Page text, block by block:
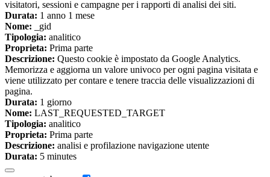
visitatori, sessioni e campagne per i rapporti di analisi dei siti.
Durata: 1 anno 1 mese
Nome: _gid
Tipologia: analitico
Proprieta: Prima parte
Descrizione: Questo cookie è impostato da Google Analytics.
Memorizza e aggiorna un valore univoco per ogni pagina visitata e
viene utilizzato per contare e tenere traccia delle visualizzazioni di
pagina.
Durata: 1 giorno
Nome: LAST_REQUESTED_TARGET
Tipologia: analitico
Proprieta: Prima parte
Descrizione: analisi e profilazione navigazione utente
Durata: 5 minutes